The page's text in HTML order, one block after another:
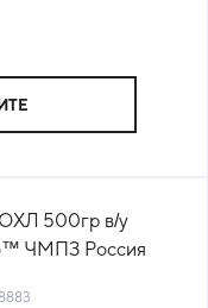
ОХЛ 500гр в/у
ЧМПЗ Россия
(0°С)